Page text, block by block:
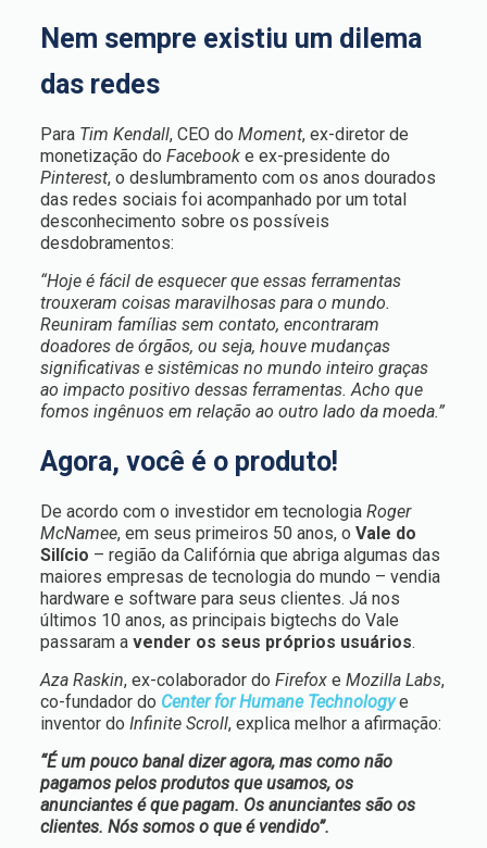
Nem sempre existiu um dilema
das redes
Para Tim Kendall, CEO do Moment, ex-diretor de
monetização do Facebook e ex-presidente do
Pinterest, o deslumbramento com os anos dourados
das redes sociais foi acompanhado por um total
desconhecimento sobre os possíveis
desdobramentos:
“Hoje é fácil de esquecer que essas ferramentas
trouxeram coisas maravilhosas para o mundo.
Reuniram famílias sem contato, encontraram
doadores de órgãos, ou seja, houve mudanças
significativas e sistêmicas no mundo inteiro graças
ao impacto positivo dessas ferramentas. Acho que
fomos ingênuos em relação ao outro lado da moeda.”
Agora, você é o produto!
De acordo com o investidor em tecnologia Roger
McNamee, em seus primeiros 50 anos, o Vale do
Silício – região da Califórnia que abriga algumas das
maiores empresas de tecnologia do mundo – vendia
hardware e software para seus clientes. Já nos
últimos 10 anos, as principais bigtechs do Vale
passaram a vender os seus próprios usuários.
Aza Raskin, ex-colaborador do Firefox e Mozilla Labs,
co-fundador do Center for Humane Technologye
inventor do Infinite Scroll, explica melhor a afirmação:
“É um pouco banal dizer agora, mas como não
pagamos pelos produtos que usamos, os
anunciantes é que pagam. Os anunciantes são os
clientes. Nós somos o que é vendido”.